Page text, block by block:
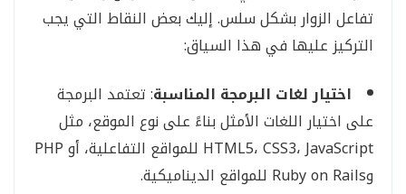
تفاعل الزوار بشكل سلس. إليك بعض النقاط التي يجب
التركيز عليها في هذا السياق:
اختيار لغات البرمجة المناسبة: تعتمد البرمجة
على اختيار اللغات الأمثل بناءً على نوع الموقع، مثل
HTML5، CSS3، JavaScript للمواقع التفاعلية، أو PHP
وRuby on Rails للمواقع الديناميكية.